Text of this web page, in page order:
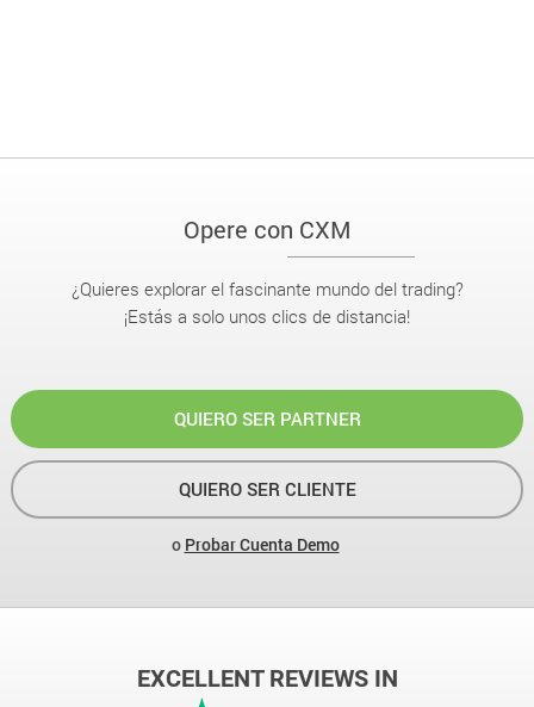
Opere con CXM
¿Quieres explorar el fascinante mundo del trading?
¡Estás a solo unos clics de distancia!
QUIERO SER PARTNER
QUIERO SER CLIENTE
o Probar Cuenta Demo
EXCELLENT REVIEWS IN